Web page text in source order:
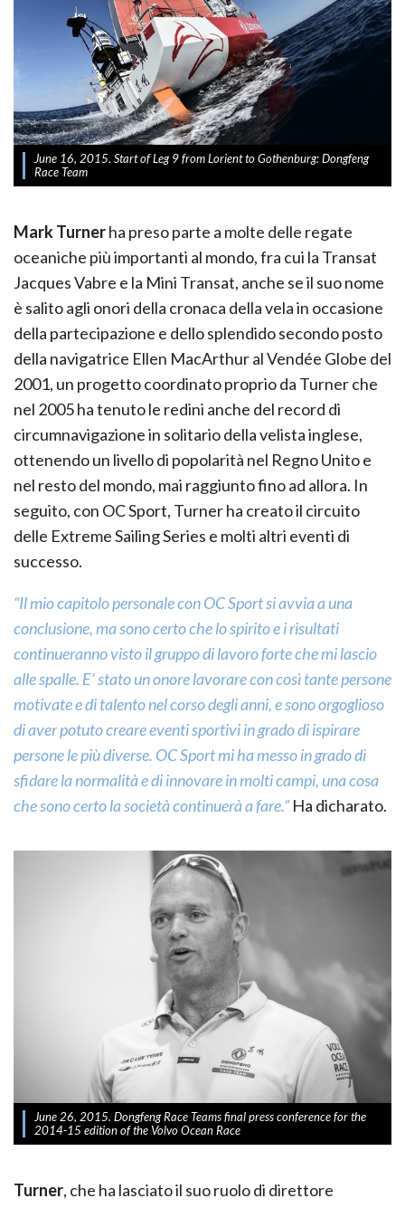
June 16, 2015. Start of Leg 9 from Lorient to Gothenburg: Dongfeng
Race Team
Mark Turnerha preso parte a molte delle regate
oceaniche più importanti al mondo, fra cui la Transat
Jacques Vabre e la Mini Transat, anche se il suo nome
è salito agli onori della cronaca della vela in occasione
della partecipazione e dello splendido secondo posto
della navigatrice Ellen MacArthur al Vendée Globe del
2001, un progetto coordinato proprio da Turner che
nel 2005 ha tenuto le redini anche del record di
circumnavigazione in solitario della velista inglese,
ottenendo un livello di popolarità nel Regno Unito e
nel resto del mondo, mai raggiunto fino ad allora. In
seguito, con OC Sport, Turner ha creato il circuito
delle Extreme Sailing Series e molti altri eventi di
successo.
“Il mio capitolo personale con OC Sport si avvia a una
conclusione, ma sono certo che lo spirito e i risultati
continueranno visto il gruppo di lavoro forte che mi lascio
alle spalle. E’ stato un onore lavorare con così tante persone
motivate e di talento nel corso degli anni, e sono orgoglioso
di aver potuto creare eventi sportivi in grado di ispirare
persone le più diverse. OC Sport mi ha messo in grado di
sfidare la normalità e di innovare in molti campi, una cosa
che sono certo la società continuerà a fare.”Ha dicharato.
June 26, 2015. Dongfeng Race Teams final press conference for the
2014-15 edition of the Volvo Ocean Race
Turner, che ha lasciato il suo ruolo di direttore